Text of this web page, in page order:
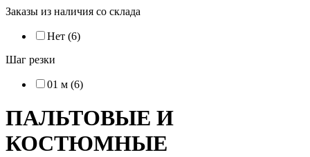
Заказы из наличия со склада
Нет (6)
Шаг резки
01 м (6)
ПАЛЬТОВЫЕ И
КОСТЮМНЫЕ